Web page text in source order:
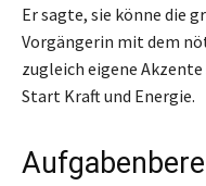
Er sagte, sie könne die
Vorgängerin mit dem
zugleich eigene
Start Kraft und Energie.